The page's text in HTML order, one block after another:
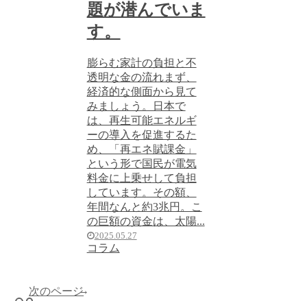
題が潜んでいま
す。
膨らむ家計の負担と不
透明な金の流れまず、
経済的な側面から見て
みましょう。日本で
は、再生可能エネルギ
ーの導入を促進するた
め、「再エネ賦課金」
という形で国民が電気
料金に上乗せして負担
しています。その額、
年間なんと約3兆円。こ
の巨額の資金は、太陽...
2025.05.27
コラム
次のページ